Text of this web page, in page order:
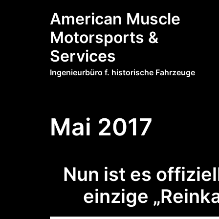
American Muscle
Motorsports &
Services
Ingenieurbüro f. historische Fahrzeuge
Mai 2017
Nun ist es
einzige